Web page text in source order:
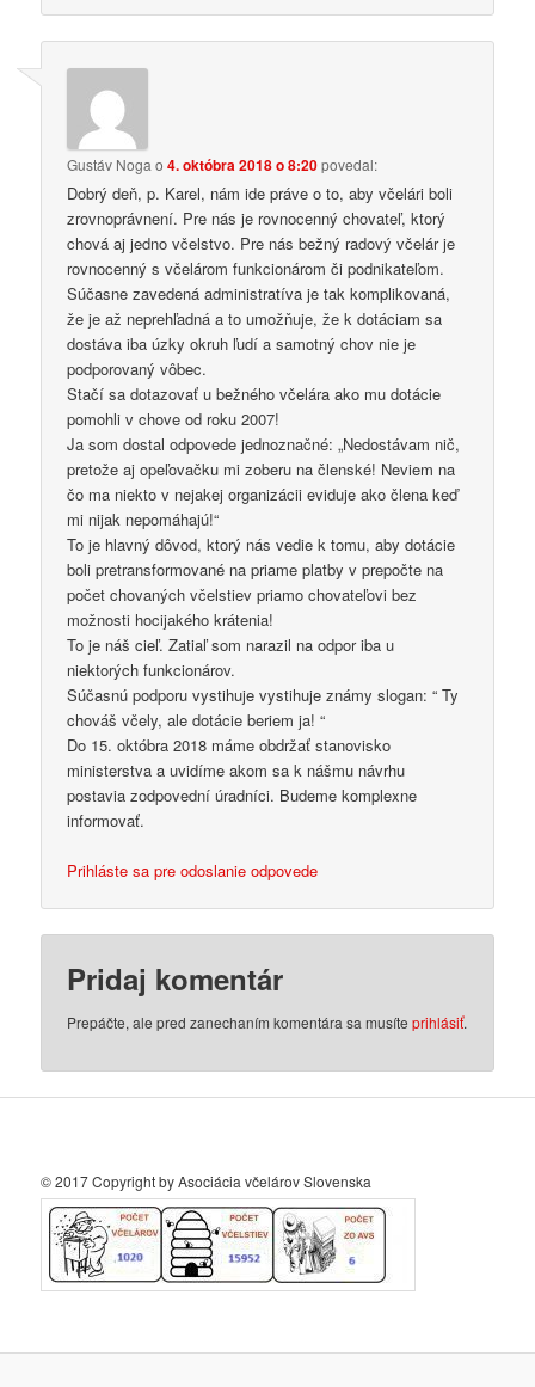
Gustáv Noga o4. októbra 2018 o 8:20povedal:
Dobrý deň, p. Karel, nám ide práve o to, aby včelári boli
zrovnoprávnení. Pre nás je rovnocenný chovateľ, ktorý
chová aj jedno včelstvo. Pre nás bežný radový včelár je
rovnocenný s včelárom funkcionárom či podnikateľom.
Súčasne zavedená administratíva je tak komplikovaná,
že je až neprehľadná a to umožňuje, že k dotáciam sa
dostáva iba úzky okruh ľudí a samotný chov nie je
podporovaný vôbec.
Stačí sa dotazovať u bežného včelára ako mu dotácie
pomohli v chove od roku 2007!
Ja som dostal odpovede jednoznačné: „Nedostávam nič,
pretože aj opeľovačku mi zoberu na členské! Neviem na
čo ma niekto v nejakej organizácii eviduje ako člena keď
mi nijak nepomáhajú!“
To je hlavný dôvod, ktorý nás vedie k tomu, aby dotácie
boli pretransformované na priame platby v prepočte na
počet chovaných včelstiev priamo chovateľovi bez
možnosti hocijakého krátenia!
To je náš cieľ. Zatiaľ som narazil na odpor iba u
niektorých funkcionárov.
Súčasnú podporu vystihuje vystihuje známy slogan: “ Ty
chováš včely, ale dotácie beriem ja! “
Do 15. októbra 2018 máme obdržať stanovisko
ministerstva a uvidíme akom sa k nášmu návrhu
postavia zodpovední úradníci. Budeme komplexne
informovať.
Prihláste sa pre odoslanie odpovede
Pridaj komentár
Prepáčte, ale pred zanechaním komentára sa musíteprihlásiť.
© 2017 Copyright by Asociácia včelárov Slovenska